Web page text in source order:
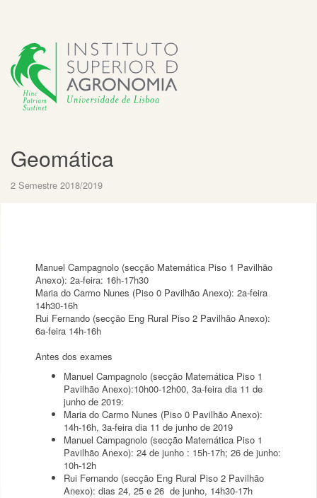
Geomática
2 Semestre 2018/2019
Manuel Campagnolo (secção Matemática Piso 1 Pavilhão
Anexo): 2a-feira: 16h-17h30
Maria do Carmo Nunes (Piso 0 Pavilhão Anexo): 2a-feira
14h30-16h
Rui Fernando (secção Eng Rural Piso 2 Pavilhão Anexo):
6a-feira 14h-16h
Antes dos exames
Manuel Campagnolo (secção Matemática Piso 1
Pavilhão Anexo):10h00-12h00, 3a-feira dia 11 de
junho de 2019:
Maria do Carmo Nunes (Piso 0 Pavilhão Anexo):
14h-16h, 3a-feira dia 11 de junho de 2019
Manuel Campagnolo (secção Matemática Piso 1
Pavilhão Anexo): 24 de junho : 15h-17h; 26 de junho:
10h-12h
Rui Fernando (secção Eng Rural Piso 2 Pavilhão
Anexo): dias 24, 25 e 26 de junho, 14h30-17h